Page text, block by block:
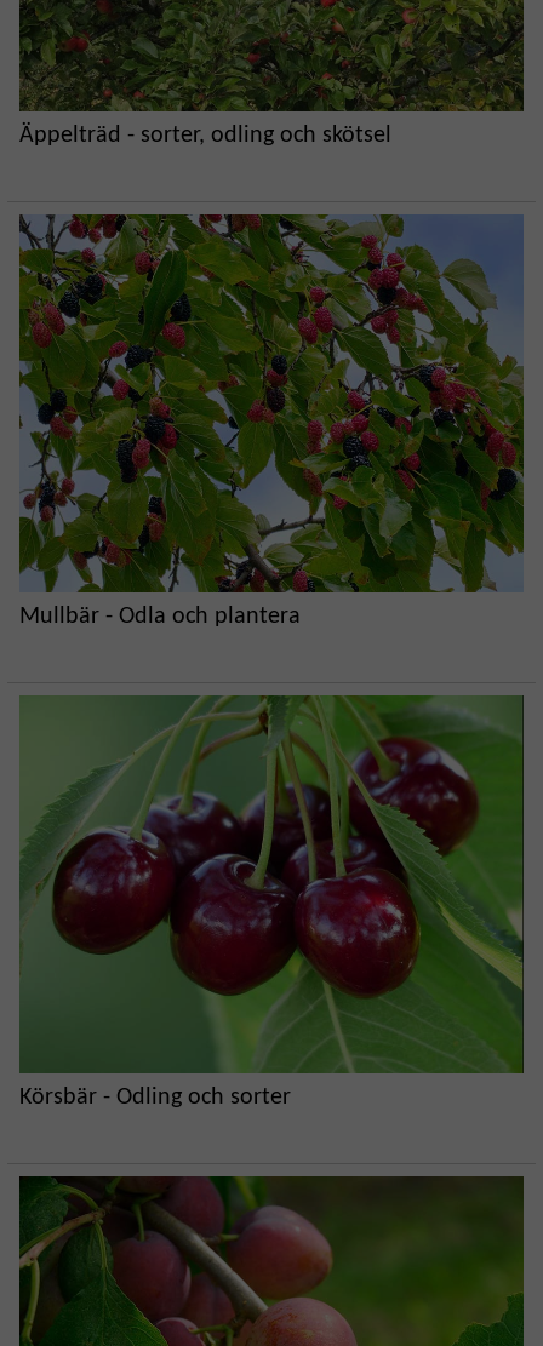
Äppelträd - sorter, odling och skötsel
Mullbär - Odla och plantera
Körsbär - Odling och sorter